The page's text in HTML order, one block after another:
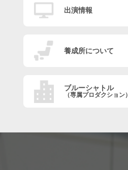
出演情報
養成所について
ブルーシャトル
（専属プロダクション）